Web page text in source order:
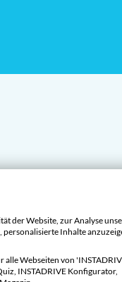
der Website, zur Analyse
personalisierte Inhalte
Webseiten von
INSTADRIVE Konfigurator,